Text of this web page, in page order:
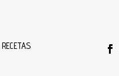
RECETAS